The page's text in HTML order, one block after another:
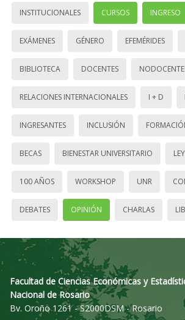
INSTITUCIONALES CURSOS INGRESO
EXÁMENES GÉNERO EFEMÉRIDES
BIBLIOTECA DOCENTES
RELACIONES INTERNACIONALES I + D
INGRESANTES INCLUSIÓN
BECAS BIENESTAR UNIVERSITARIO
100 AÑOS WORKSHOP UNR
DEBATES OPINIÓN CHARLAS
Facultad de Ciencias Económicas y
Nacional de Rosario
Bv. Oroño 1261 - S2000DSM - Rosario